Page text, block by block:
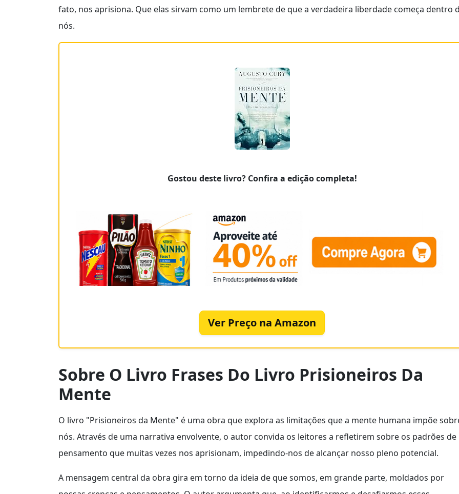
fato, nos aprisiona. Que elas sirvam como um lembrete de que a verdadeira liberdade começa dentro
nós.
Gostou deste livro? Confira a edição completa!
Ver Preço na Amazon
Sobre O Livro Frases Do Livro Prisioneiros Da
Mente
O livro "Prisioneiros da Mente" é uma obra que explora as limitações que a mente humana impõe
nós. Através de uma narrativa envolvente, o autor convida os leitores a refletirem sobre os padrões de
pensamento que muitas vezes nos aprisionam, impedindo-nos de alcançar nosso pleno potencial.
A mensagem central da obra gira em torno da ideia de que somos, em grande parte, moldados por